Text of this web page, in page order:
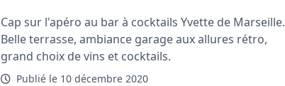
Cap sur l'apéro au bar à cocktails Yvette de Marseille.
Belle terrasse, ambiance garage aux allures rétro,
grand choix de vins et cocktails.
Publié le 10 décembre 2020